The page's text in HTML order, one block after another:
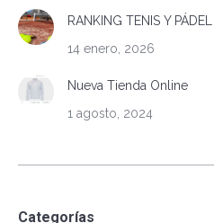
RANKING TENIS Y PÁDEL
14 enero, 2026
Nueva Tienda Online
1 agosto, 2024
Categorías